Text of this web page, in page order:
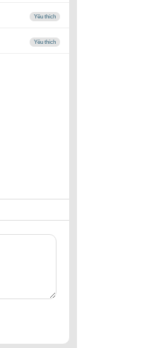
Yêu thích
Yêu thích